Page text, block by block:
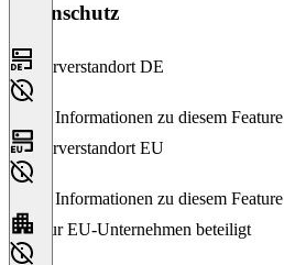
Datenschutz
Serverstandort DE
Keine Informationen zu diesem Feature
Serverstandort EU
Keine Informationen zu diesem Feature
Nur EU-Unternehmen beteiligt